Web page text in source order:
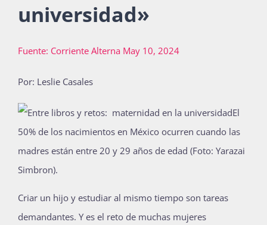
Blog
Súmate
Bienvenida generación 2027-1
universidad»
Fuente: Corriente Alterna May 10, 2024
Por: Leslie Casales
El
50% de los nacimientos en México ocurren cuando las
madres están entre 20 y 29 años de edad (Foto: Yarazai
Simbron).
Criar un hijo y estudiar al mismo tiempo son tareas
demandantes. Y es el reto de muchas mujeres